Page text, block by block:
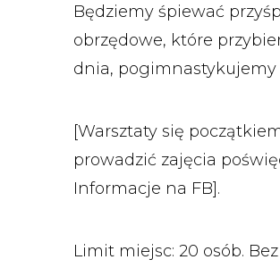
Będziemy śpiewać
obrzędowe, które
dnia, pogimnastykujemy
[Warsztaty się
prowadzić zajęcia
Informacje na FB].
Limit miejsc: 20 osób.